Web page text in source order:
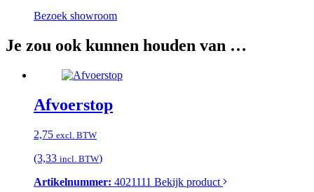
Bezoek showroom
Je zou ook kunnen houden van …
Afvoerstop
2,75 excl. BTW
(3,33 incl. BTW)
Artikelnummer: 4021111 Bekijk product